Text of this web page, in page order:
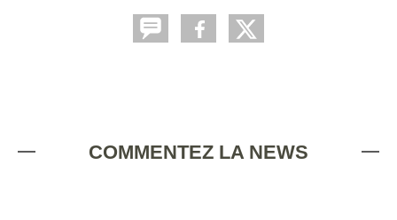
COMMENTEZ LA NEWS